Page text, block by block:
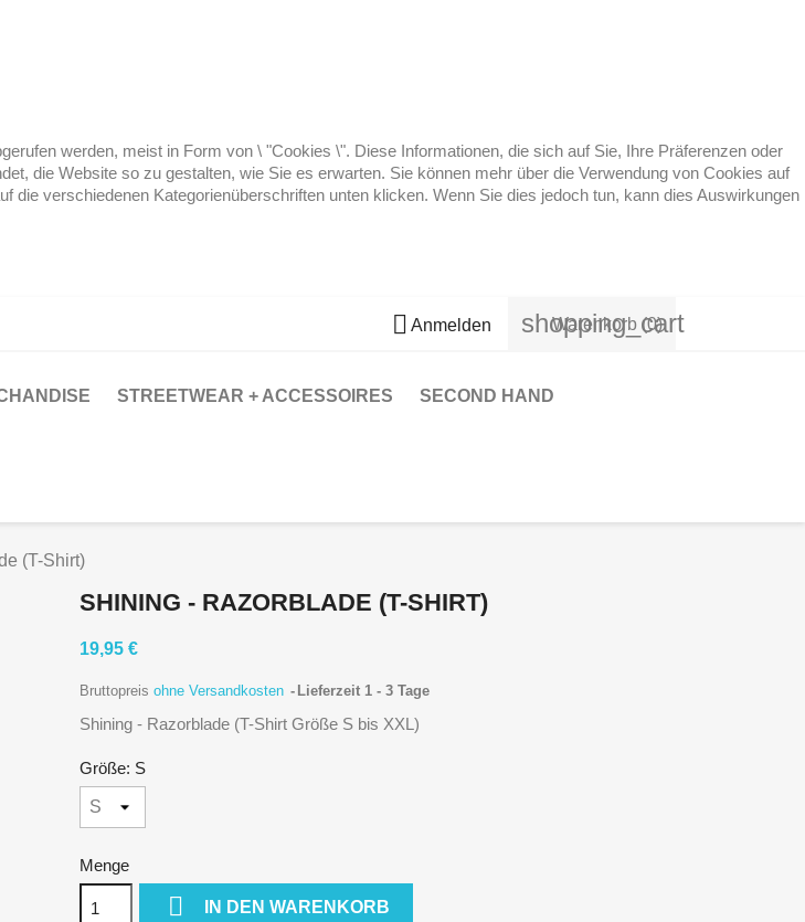
werden, meist in Form von \ "Cookies \". Diese Informationen, die sich auf Sie, Ihre Präferenzen oder
die Website so zu gestalten, wie Sie es erwarten. Sie können mehr über die Verwendung von Cookies auf
verschiedenen Kategorienüberschriften unten klicken. Wenn Sie dies jedoch tun, kann dies Auswirkungen
 Anmelden shopping_cart
Warenkorb (0)
STREETWEAR + ACCESSOIRES SECOND HAND
(T-Shirt)
SHINING - RAZORBLADE (T-SHIRT)
19,95 €
Bruttopreis ohne Versandkosten Lieferzeit 1 - 3 Tage
Shining - Razorblade (T-Shirt Größe S bis XXL)
Größe: S
Menge
 IN DEN WARENKORB